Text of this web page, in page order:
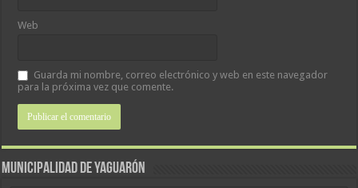
Web
Guarda mi nombre, correo electrónico y web en este navegador
para la próxima vez que comente.
MUNICIPALIDAD DE YAGUARÓN